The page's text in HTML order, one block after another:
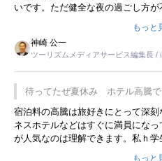
いです。ただ健全な夜の過ごし方
限らず外国人にとっても楽しみが増
もっと
神崎 公一
ツーリズムメディアサービス編集長 /
待ってたぜ夏休み ホテル高騰
宿泊料の高騰は旅好きにとって深
ネスホテルなどはすぐに満員にな
が人気なのは理解できます。私ｈ
もっと